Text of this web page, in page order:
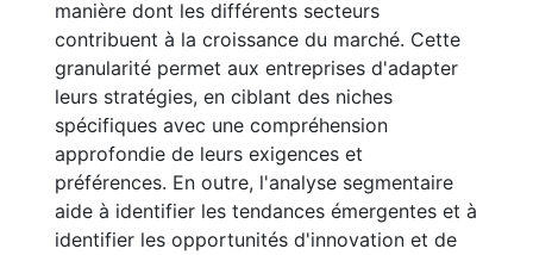
manière dont les différents secteurs
contribuent à la croissance du marché. Cette
granularité permet aux entreprises d'adapter
leurs stratégies, en ciblant des niches
spécifiques avec une compréhension
approfondie de leurs exigences et
préférences. En outre, l'analyse segmentaire
aide à identifier les tendances émergentes et à
identifier les opportunités d'innovation et de